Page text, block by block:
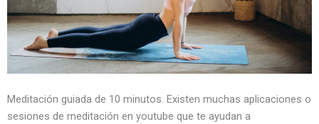
Meditación guiada de 10 minutos. Existen muchas aplicaciones o
sesiones de meditación en youtube que te ayudan a